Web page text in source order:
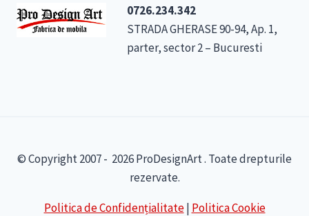
0726.234.342
STRADA GHERASE 90-94, Ap. 1,
parter, sector 2 – Bucuresti
© Copyright 2007 - 2026 ProDesignArt . Toate drepturile
rezervate.
Politica de Confidențialitate| Politica Cookie